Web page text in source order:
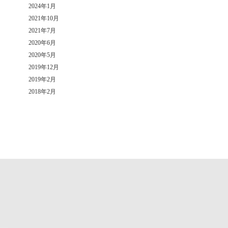
2024年1月
2021年10月
2021年7月
2020年6月
2020年5月
2019年12月
2019年2月
2018年2月